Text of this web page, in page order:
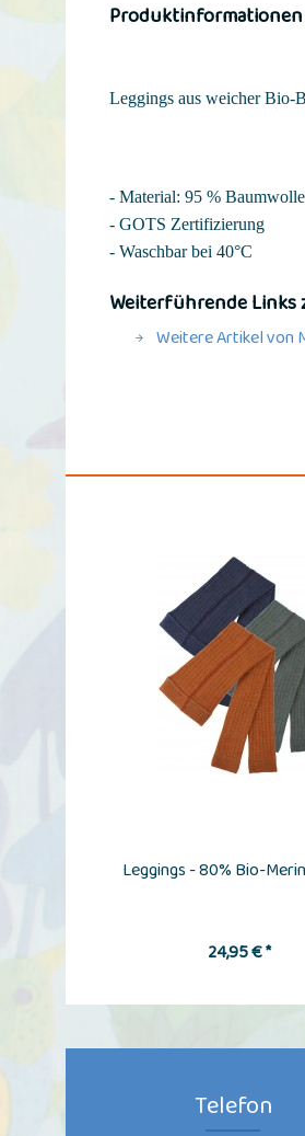
Produktinformationen
Leggings aus weicher Bio-
- Material: 95 %
- GOTS Zertifizierung
- Waschbar bei 40°C
Weiterführende Links
Weitere Artikel von
Leggings - 80% Bio-
24,95 € *
Telefon